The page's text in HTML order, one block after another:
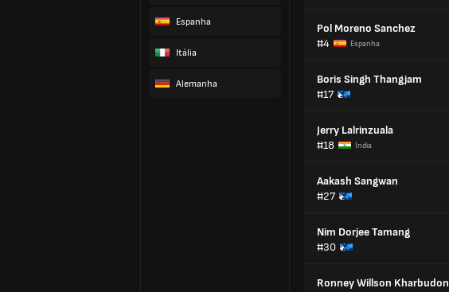
Espanha
Itália
Alemanha
Pol Moreno Sanchez
#4
Espanha
Boris Singh Thangjam
#17
Jerry Lalrinzuala
#18
Índia
Aakash Sangwan
#27
Nim Dorjee Tamang
#30
Ronney Willson Kharbudon